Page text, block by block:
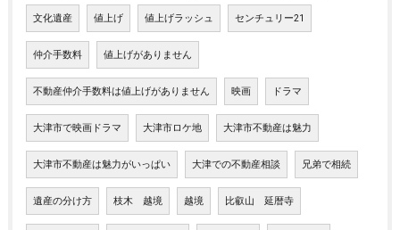
文化遺産 値上げ 値上げラッシュ センチュリー21
仲介手数料 値上げがありません
不動産仲介手数料は値上げがありません 映画 ドラマ
大津市で映画ドラマ 大津市ロケ地 大津市不動産は魅力
大津市不動産は魅力がいっぱい 大津での不動産相談 兄弟で相続
遺産の分け方 枝木 越境 越境 比叡山 延暦寺